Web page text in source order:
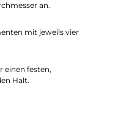
an.
mit jeweils vier
einen festen,
Halt.